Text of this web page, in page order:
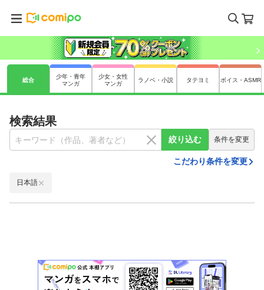
総合
少年・青年
マンガ
少女・女性
マンガ
ラノベ・小説 タテヨミ ボイス・ASMR
検索結果
絞り込む 条件を変更
こだわり条件を変更
日本語